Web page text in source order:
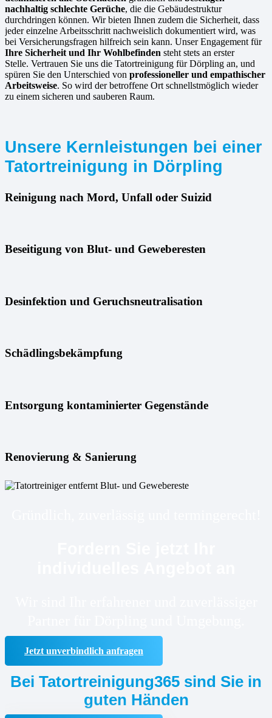
nachhaltig schlechte Gerüche, die die Gebäudestruktur
durchdringen können. Wir bieten Ihnen zudem die Sicherheit, dass
jeder einzelne Arbeitsschritt nachweislich dokumentiert wird, was
bei Versicherungsfragen hilfreich sein kann. Unser Engagement für
Ihre Sicherheit und Ihr Wohlbefinden steht stets an erster
Stelle. Vertrauen Sie uns die Tatortreinigung für Dörpling an, und
spüren Sie den Unterschied von professioneller und empathischer
Arbeitsweise. So wird der betroffene Ort schnellstmöglich wieder
zu einem sicheren und sauberen Raum.
Unsere Kernleistungen bei einer
Tatortreinigung in Dörpling
Reinigung nach Mord, Unfall oder Suizid
Beseitigung von Blut- und Geweberesten
Desinfektion und Geruchsneutralisation
Schädlingsbekämpfung
Entsorgung kontaminierter Gegenstände
Renovierung & Sanierung
Jetzt unverbindlich anfragen
Bei Tatortreinigung365 sind Sie in
guten Händen